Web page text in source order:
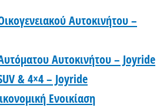
Αυτοκινήτου –
Αυτοκινήτου – Joyride
& 4×4 – Joyride
Ενοικίαση